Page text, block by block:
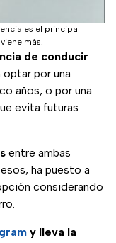
es el principal
más.
de conducir
por una
años, o por una
evita futuras
entre ambas
ha puesto a
considerando
y lleva la